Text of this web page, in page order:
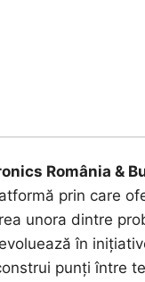
România &
prin care
unora dintre
în
punți între